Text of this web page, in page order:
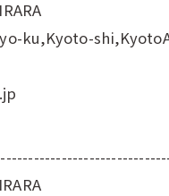
ku,Kyoto-